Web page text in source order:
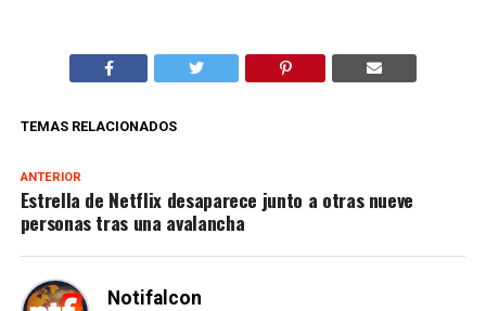
TEMAS RELACIONADOS
ANTERIOR
Estrella de Netflix desaparece junto a otras nueve
personas tras una avalancha
Notifalcon